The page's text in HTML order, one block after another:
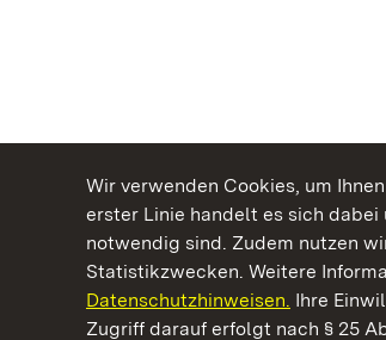
Wir verwenden Cookies, um
erster Linie handelt es sich
notwendig sind. Zudem nutzen
Statistikzwecken. Weitere
Datenschutzhinweisen. Ihre
Zugriff darauf erfolgt nach § 25
Kommen. Staunen.